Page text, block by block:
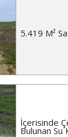
5.419 M²
İçerisinde
Bulunan Su